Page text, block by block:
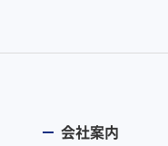
会社案内